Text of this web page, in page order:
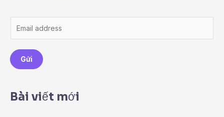
m
a
i
*
Gửi
Bài viết mới